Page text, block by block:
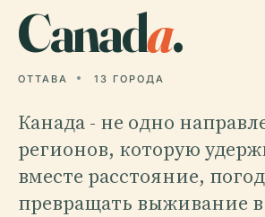
Canada.
ОТТАВА 13 ГОРОДА
Канада - не одно
регионов, которую
вместе расстояние,
превращать выживание в